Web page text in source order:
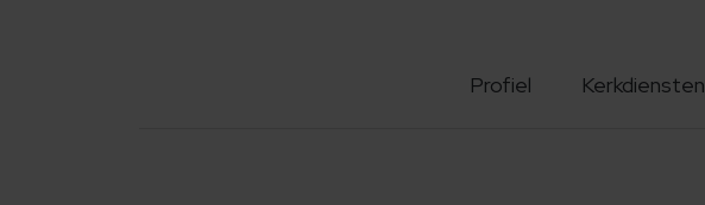
Profiel Kerkdiensten